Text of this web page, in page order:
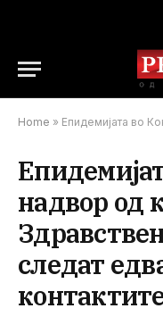
Home » Епидемијата во Конго надвор од
надвор од
следат